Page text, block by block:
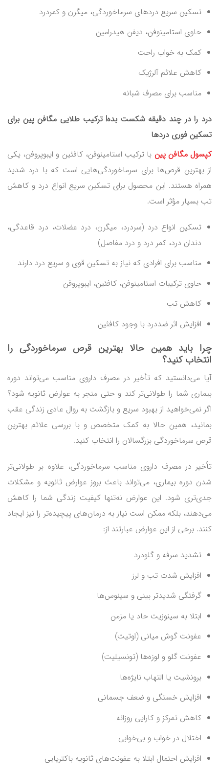
تسکین سریع دردهای سرماخوردگی، میگرن و کمردرد
حاوی استامینوفن، دیفن هیدرامین
کمک به خواب راحت
کاهش علائم آلرژیک
مناسب برای مصرف شبانه
درد را در چند دقیقه شکست بده! ترکیب طلایی مگافن پین برای
تسکین فوری دردها
کپسول مگافن پین با ترکیب استامینوفن، کافئین و ایبوپروفن، یکی
از بهترین قرص‌ها برای سرماخوردگی‌هایی است که با درد شدید
همراه هستند. این محصول برای تسکین سریع انواع درد و کاهش
تب بسیار مؤثر است.
تسکین انواع درد (سردرد، میگرن، درد عضلات، درد قاعدگی،
دندان درد، کمر درد و درد مفاصل)
مناسب برای افرادی که نیاز به تسکین قوی و سریع درد دارند
حاوی ترکیبات استامینوفن، کافئین، ایبوپروفن
کاهش تب
افزایش اثر ضددرد با وجود کافئین
چرا باید همین حالا بهترین قرص سرماخوردگی را
انتخاب کنید؟
آیا می‌دانستید که تأخیر در مصرف داروی مناسب می‌تواند دوره
بیماری شما را طولانی‌تر کند و حتی منجر به عوارض ثانویه شود؟
اگر نمی‌خواهید از بهبود سریع و بازگشت به روال عادی زندگی عقب
بمانید، همین حالا به کمک متخصص و با بررسی علائم بهترین
قرص سرماخوردگی بزرگسالان را انتخاب کنید.
تأخیر در مصرف داروی مناسب سرماخوردگی، علاوه بر طولانی‌تر
شدن دوره بیماری، می‌تواند باعث بروز عوارض ثانویه و مشکلات
جدی‌تری شود. این عوارض نه‌تنها کیفیت زندگی شما را کاهش
می‌دهند، بلکه ممکن است نیاز به درمان‌های پیچیده‌تر را نیز ایجاد
کنند. برخی از این عوارض عبارتند از:
تشدید سرفه و گلودرد
افزایش شدت تب و لرز
گرفتگی شدیدتر بینی و سینوس‌ها
ابتلا به سینوزیت حاد یا مزمن
عفونت گوش میانی (اوتیت)
عفونت گلو و لوزه‌ها (تونسیلیت)
برونشیت یا التهاب نایژه‌ها
افزایش خستگی و ضعف جسمانی
کاهش تمرکز و کارایی روزانه
اختلال در خواب و بی‌خوابی
افزایش احتمال ابتلا به عفونت‌های ثانویه باکتریایی